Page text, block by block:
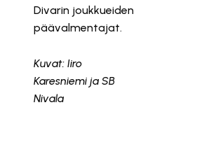
Divarin joukkueiden
päävalmentajat.
Kuvat: Iiro
Karesniemi ja SB
Nivala